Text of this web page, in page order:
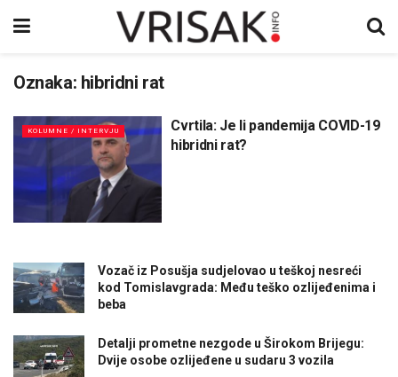
Oznaka: hibridni rat
KOLUMNE / INTERVJU
Cvrtila: Je li pandemija COVID-19
hibridni rat?
Vozač iz Posušja sudjelovao u teškoj nesreći
kod Tomislavgrada: Među teško ozlijeđenima i
beba
Detalji prometne nezgode u Širokom Brijegu:
Dvije osobe ozlijeđene u sudaru 3 vozila